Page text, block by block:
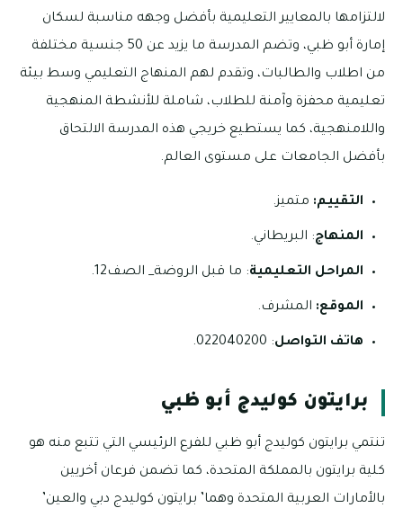
لالتزامها بالمعايير التعليمية بأفضل وجهه مناسبة لسكان
إمارة أبو ظبي، وتضم المدرسة ما يزيد عن 50 جنسية مختلفة
من اطلاب والطالبات، وتقدم لهم المنهاج التعليمي وسط بيئة
تعليمية محفزة وآمنة للطلاب، شاملة للأنشطة المنهجية
واللامنهجية، كما يستطيع خريجي هذه المدرسة الالتحاق
بأفضل الجامعات على مستوى العالم.
التقييم: متميز.
المنهاج: البريطاني.
المراحل التعليمية: ما قبل الروضة_ الصف12.
الموقع: المشرف.
هاتف التواصل: 022040200.
برايتون كوليدج أبو ظبي
تنتمي برايتون كوليدج أبو ظبي للفرع الرئيسي التي تتبع منه هو
كلية برايتون بالمملكة المتحدة، كما تضمن فرعان أخريين
بالأمارات العربية المتحدة وهما’ برايتون كوليدج دبي والعين’